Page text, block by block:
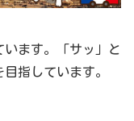
ます。「サッ」と
指しています。